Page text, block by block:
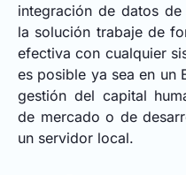
integración de datos
la solución trabaje de
efectiva con cualquier
es posible ya sea en un
gestión del capital
de mercado o de
un servidor local.